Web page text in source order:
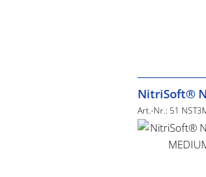
NitriSoft®
Art.-Nr.: 51